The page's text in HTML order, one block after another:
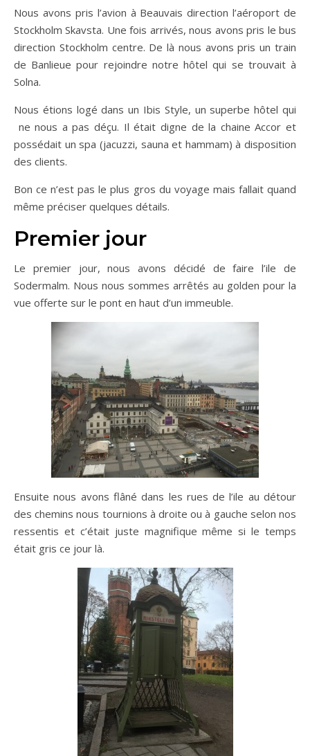
Nous avons pris l’avion à Beauvais direction l’aéroport de
Stockholm Skavsta. Une fois arrivés, nous avons pris le bus
direction Stockholm centre. De là nous avons pris un train
de Banlieue pour rejoindre notre hôtel qui se trouvait à
Solna.
Nous étions logé dans un Ibis Style, un superbe hôtel qui
ne nous a pas déçu. Il était digne de la chaine Accor et
possédait un spa (jacuzzi, sauna et hammam) à disposition
des clients.
Bon ce n’est pas le plus gros du voyage mais fallait quand
même préciser quelques détails.
Premier jour
Le premier jour, nous avons décidé de faire l’ile de
Sodermalm. Nous nous sommes arrêtés au golden pour la
vue offerte sur le pont en haut d’un immeuble.
Ensuite nous avons flâné dans les rues de l’ile au détour
des chemins nous tournions à droite ou à gauche selon nos
ressentis et c’était juste magnifique même si le temps
était gris ce jour là.